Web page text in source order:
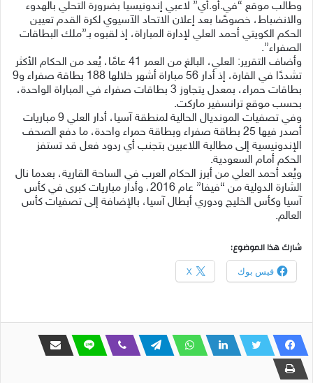
وطالب موقع “في.أو.أي” لاعبي إندونيسيا بضرورة التحلي بالهدوء
والانضباط، خصوصًا بعد إعلان الاتحاد الآسيوي لكرة القدم تعيين
الحكم الكويتي أحمد العلي لإدارة المباراة، إذ لقبوه بـ”ملك البطاقات
الصفراء”.
وأضاف التقرير: العلي، البالغ من العمر 41 عامًا، يُعد من الحكام الأكثر
تشددًا في القارة، إذ أدار 56 مباراة أشهر خلالها 188 بطاقة صفراء و9
بطاقات حمراء، بمعدل يتجاوز 3 بطاقات صفراء في المباراة الواحدة،
بحسب موقع ترانسفير ماركت.
وفي تصفيات المونديال الحالية لمنطقة آسيا، أدار العلي 9 مباريات
أصدر فيها 25 بطاقة صفراء وبطاقة حمراء واحدة، ما دفع الصحف
الإندونيسية إلى مطالبة اللاعبين بتجنب أي ردود فعل قد تستفز
الحكم أمام السعودية.
ويُعد أحمد العلي من أبرز الحكام العرب في الساحة القارية، بعدما نال
الشارة الدولية من “فيفا” عام 2016، وأدار مباريات كبرى في كأس
آسيا وكأس الخليج ودوري أبطال آسيا، بالإضافة إلى تصفيات كأس
العالم.
شارك هذا الموضوع:
فيس بوك X